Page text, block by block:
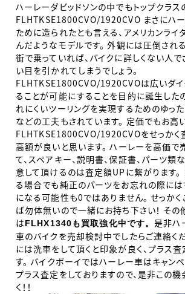
ハーレーダビッドソンの中でもトップクラ
FLHTKSE1800CVO/1920CVO まさにハ
ために造られたとも言える、アメリカンラ
んだようなモデルです。 外観には圧倒され
街で乗っていれば、バイクに詳しくない人
い目を引かれてしまうでしょう。
FLHTKSE1800CVO/1920CVOは広いダイ
ることが可能にすることを目的に誕生した
れにくいツーリングを実現するためのゆっ
などの工夫もされています。 定価でもお高
FLHTKSE1800CVO/1920CVOをせっかく
高額が良いと思います。 ハーレーを高価で
て、スペアキー、説明書、保証書、パーツ類
意して頂けるのは査定額UPに繋がります。
る場合でも純正のパーツをお忘れの際には
になる可能性も0ではありません。 せっか
ば勿体無いので一緒にお持ち下さい！ その
はFLHX1340も買取強化中です。是非ハ
車のバイクを売却検討中でしたらご連絡く
には洗車をして頂くと印象が良く、プラス
す。 バイクボーイではハーレー車はキャン
プラス査定をしておりますので、是非この
く！！